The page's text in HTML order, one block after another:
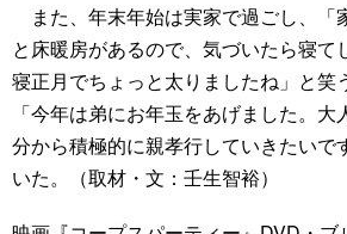
また、年末年始は実家で過ごし、「
と床暖房があるので、気づいたら寝て
寝正月でちょっと太りましたね」と笑
「今年は弟にお年玉をあげました。大
分から積極的に親孝行していきたいで
いた。（取材・文：壬生智裕）